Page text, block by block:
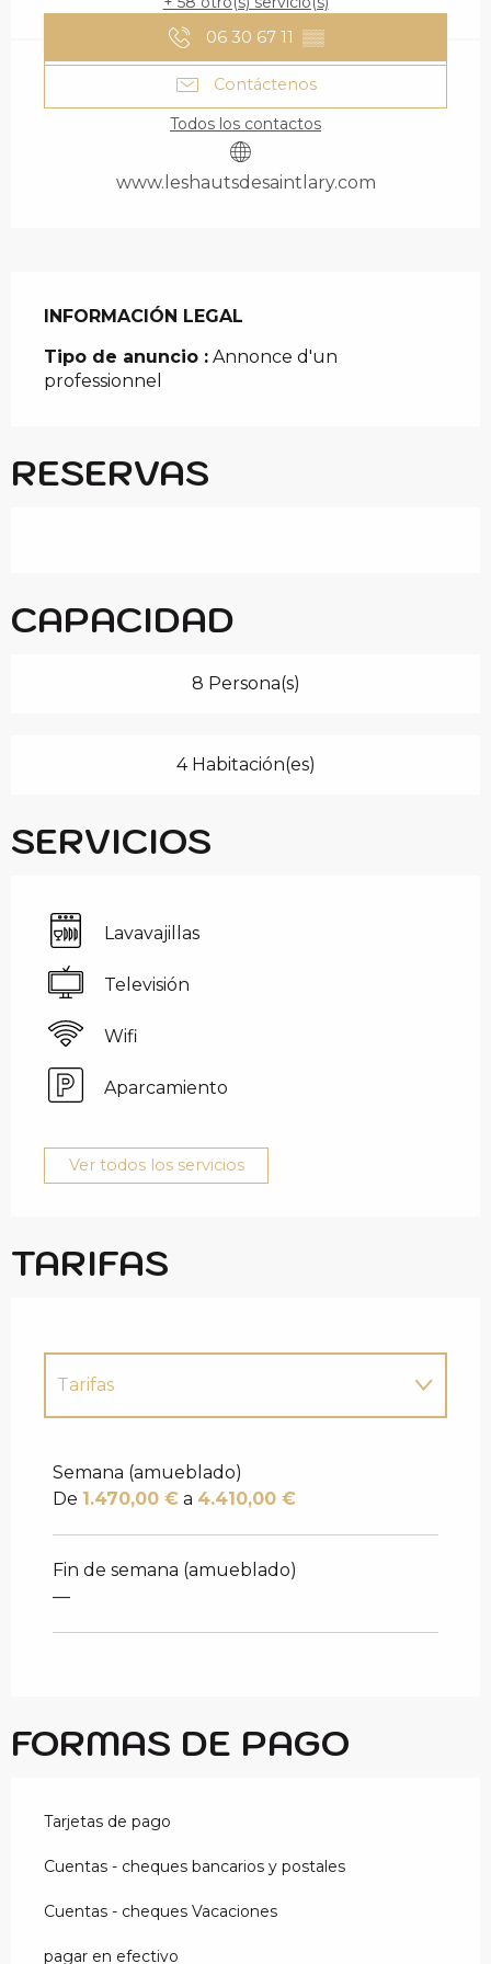
06 30 67 11 ▒▒
Contáctenos
Todos los contactos
www.leshautsdesaintlary.com
INFORMACIÓN LEGAL
INFORMACIÓN LEGAL
Tipo de anuncio : Annonce d'un
professionnel
RESERVAS
CAPACIDAD
8 Persona(s)
4 Habitación(es)
SERVICIOS
Lavavajillas
Televisión
Wifi
Aparcamiento
Ver todos los servicios
TARIFAS
Tarifas
Semana (amueblado)
De 1.470,00 € a 4.410,00 €
Fin de semana (amueblado)
—
FORMAS DE PAGO
Tarjetas de pago
Cuentas - cheques bancarios y postales
Cuentas - cheques Vacaciones
pagar en efectivo